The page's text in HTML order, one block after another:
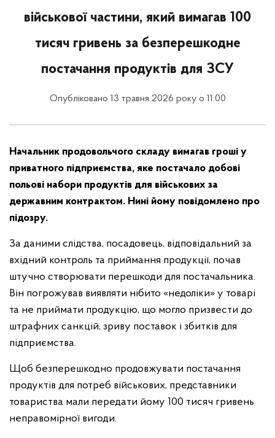
військової частини, який вимагав 100
тисяч гривень за безперешкодне
постачання продуктів для ЗСУ
Опубліковано 13 травня 2026 року о 11:00
Начальник продовольчого складу вимагав гроші у
приватного підприємства, яке постачало добові
польові набори продуктів для військових за
державним контрактом. Нині йому повідомлено про
підозру.
За даними слідства, посадовець, відповідальний за
вхідний контроль та приймання продукції, почав
штучно створювати перешкоди для постачальника.
Він погрожував виявляти нібито «недоліки» у товарі
та не приймати продукцію, що могло призвести до
штрафних санкцій, зриву поставок і збитків для
підприємства.
Щоб безперешкодно продовжувати постачання
продуктів для потреб військових, представники
товариства мали передати йому 100 тисяч гривень
неправомірної вигоди.